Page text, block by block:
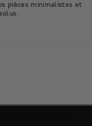
pièces minimalistes et